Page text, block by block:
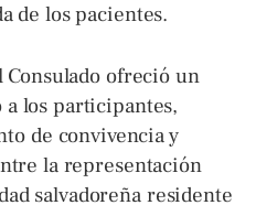
de los pacientes.
ofreció un
los participantes,
de convivencia y
la representación
salvadoreña residente